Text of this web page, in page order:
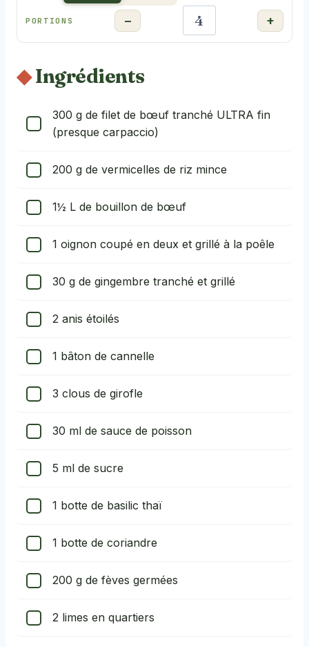
PORTIONS − +
Ingrédients
300 g de filet de bœuf tranché ULTRA fin
(presque carpaccio)
200 g de vermicelles de riz mince
1½ L de bouillon de bœuf
1 oignon coupé en deux et grillé à la poêle
30 g de gingembre tranché et grillé
2 anis étoilés
1 bâton de cannelle
3 clous de girofle
30 ml de sauce de poisson
5 ml de sucre
1 botte de basilic thaï
1 botte de coriandre
200 g de fèves germées
2 limes en quartiers